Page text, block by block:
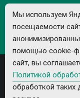
Правила
Политика
Мы используем
посещаемости
помощью cookie-
сайт, вы
Политикой
обработкой таких